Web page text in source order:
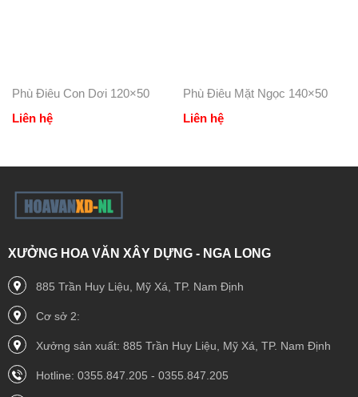
Phù Điêu Con Dơi 120×50
Liên hệ
Phù Điêu Mặt Ngọc 140×50
Liên hệ
XƯỞNG HOA VĂN XÂY DỰNG - NGA LONG
885 Trần Huy Liệu, Mỹ Xá, TP. Nam Định
Cơ sở 2:
Xưởng sản xuất: 885 Trần Huy Liệu, Mỹ Xá, TP. Nam Định
Hotline: 0355.847.205 - 0355.847.205